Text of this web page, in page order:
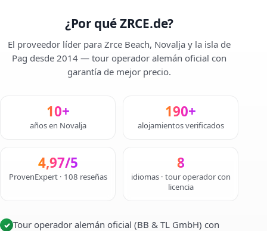
¿Por qué ZRCE.de?
El proveedor líder para Zrce Beach, Novalja y la isla de
Pag desde 2014 — tour operador alemán oficial con
garantía de mejor precio.
10+
años en Novalja
190+
alojamientos verificados
4,97/5
ProvenExpert · 108 reseñas
8
idiomas · tour operador con
licencia
✓ Tour operador alemán oficial (BB & TL GmbH) con